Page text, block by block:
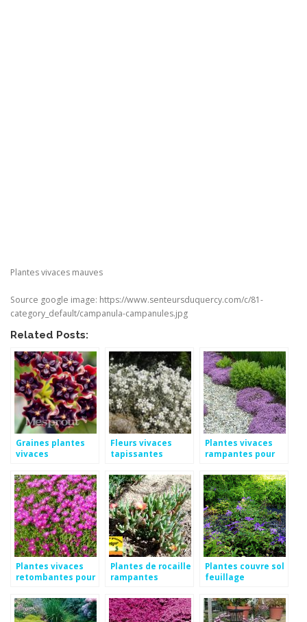
Plantes vivaces mauves
Source google image: https://www.senteursduquercy.com/c/81-
category_default/campanula-campanules.jpg
Related Posts:
Graines plantes
vivaces
Fleurs vivaces
tapissantes
Plantes vivaces
rampantes pour
Plantes vivaces
retombantes pour
Plantes de rocaille
rampantes
Plantes couvre sol
feuillage